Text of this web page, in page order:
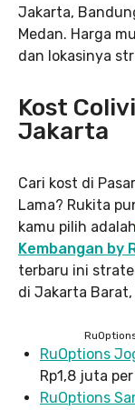
Jakarta,
Medan. Harga
dan lokasinya
Kost
Jakarta
Cari kost di
Lama? Rukita
kamu pilih adalah
Kembangan by
terbaru ini
di Jakarta Barat,
RuOptions
Rp1,8 juta
RuOptions